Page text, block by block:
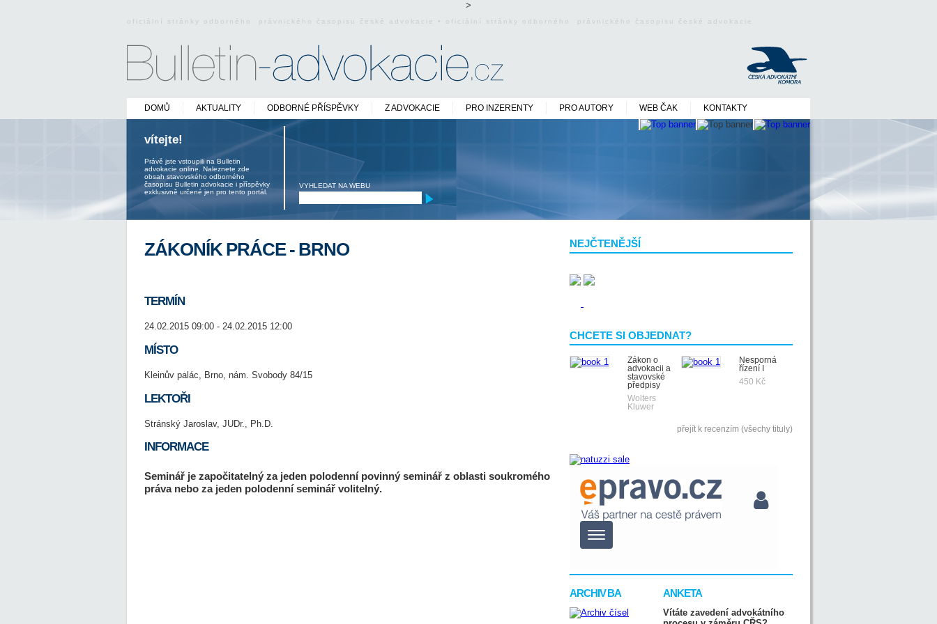
>
oficiální stránky odborného právnického časopisu české advokacie • oficiální stránky odborného právnického časopisu české advokacie
DOMŮ AKTUALITY ODBORNÉ PŘÍSPĚVKY Z ADVOKACIE PRO INZERENTY PRO AUTORY WEB ČAK KONTAKTY
vítejte!
Právě jste vstoupili na Bulletin
advokacie online. Naleznete zde
obsah stavovského odborného
časopisu Bulletin advokacie i příspěvky
exklusivně určené jen pro tento portál.
VYHLEDAT NA WEBU
NEJČTENĚJŠÍ
CHCETE SI OBJEDNAT?
Zákon o
advokacii a
stavovské
předpisy
Wolters
Kluwer
Nesporná
řízení I
450 Kč
přejít k recenzím (všechy tituly)
ARCHIV BA ANKETA
Vítáte zavedení advokátního
ZÁKONÍK PRÁCE - BRNO
TERMÍN
24.02.2015 09:00 - 24.02.2015 12:00
MÍSTO
Kleinův palác, Brno, nám. Svobody 84/15
LEKTOŘI
Stránský Jaroslav, JUDr., Ph.D.
INFORMACE
Seminář je započitatelný za jeden polodenní povinný seminář z oblasti soukromého
práva nebo za jeden polodenní seminář volitelný.